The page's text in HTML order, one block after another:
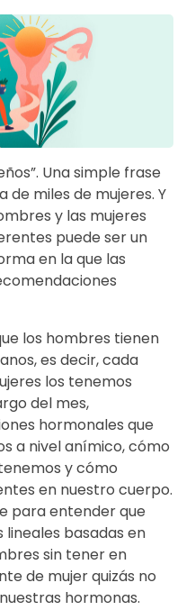
Una simple frase
de miles de mujeres. Y
y las mujeres
puede ser un
en la que las
los hombres tienen
es decir, cada
los tenemos
del mes,
hormonales que
a nivel anímico, cómo
y cómo
en nuestro cuerpo.
para entender que
basadas en
sin tener en
de mujer quizás no
hormonas.